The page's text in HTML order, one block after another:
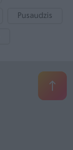
Pusaudzis